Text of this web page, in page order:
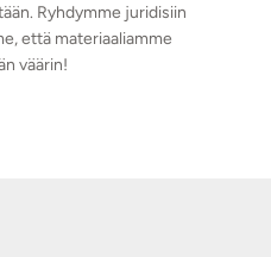
Ryhdymme juridisiin
että materiaaliamme
väärin!